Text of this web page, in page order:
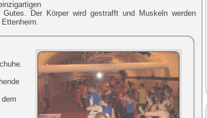
Der Körper wird gestrafft und Muskeln werden